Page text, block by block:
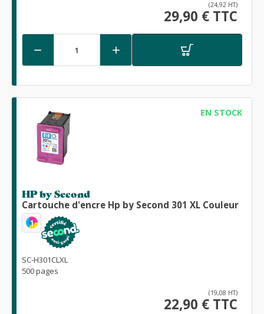
(24,92 HT)
29,90 € TTC
 
EN STOCK
HP by Second
Cartouche d'encre Hp by Second 301 XL Couleur
1
SC-H301CLXL
500 pages
(19,08 HT)
22,90 € TTC